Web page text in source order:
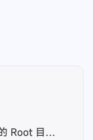
Windows 访问 WSL 的 Root 目录权限不足的问题